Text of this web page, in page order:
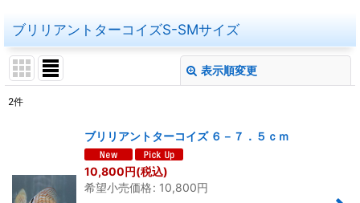
ブリリアントターコイズS-SMサイズ
表示順変更
2件
ブリリアントターコイズ ６－７．５ｃｍ
10,800円(税込)
希望小売価格: 10,800円